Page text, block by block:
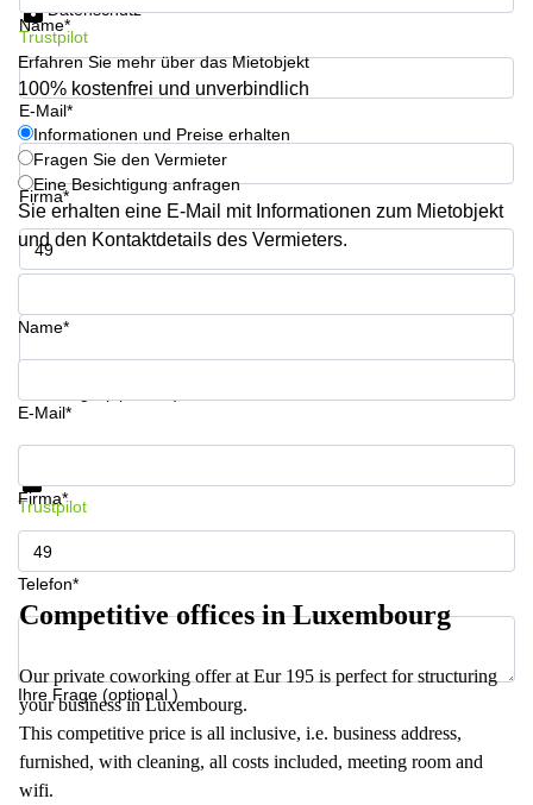
Sandweiler
Name*
E-Mail*
Firma*
Telefon*
Datenschutz
Trustpilot
Erfahren Sie mehr über das Mietobjekt
100% kostenfrei und unverbindlich
Informationen und Preise erhalten
Fragen Sie den Vermieter
Eine Besichtigung anfragen
Sie erhalten eine E-Mail mit Informationen zum Mietobjekt
und den Kontaktdetails des Vermieters.
Name*
E-Mail*
Firma*
Telefon*
Ihre Frage (optional )
Informationen und Preise erhalten
Trustpilot
Competitive offices in Luxembourg
Our private coworking offer at Eur 195 is perfect for structuring
your business in Luxembourg.
This competitive price is all inclusive, i.e. business address,
furnished, with cleaning, all costs included, meeting room and
wifi.